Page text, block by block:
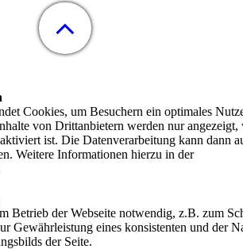
Cookies, um Besuchern ein optimales
von Drittanbietern werden nur angezeigt,
ist. Die Datenverarbeitung kann dann
Weitere Informationen hierzu in der
Betrieb der Webseite notwendig, z.B. zum
Gewährleistung eines konsistenten und der
der Seite.